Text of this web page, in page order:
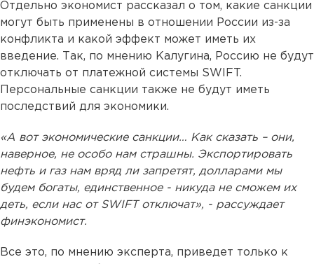
Отдельно экономист рассказал о том, какие санкции
могут быть применены в отношении России из-за
конфликта и какой эффект может иметь их
введение. Так, по мнению Калугина, Россию не будут
отключать от платежной системы SWIFT.
Персональные санкции также не будут иметь
последствий для экономики.
«А вот экономические санкции… Как сказать – они,
наверное, не особо нам страшны. Экспортировать
нефть и газ нам вряд ли запретят, долларами мы
будем богаты, единственное - никуда не сможем их
деть, если нас от SWIFT отключат», - рассуждает
финэкономист.
Все это, по мнению эксперта, приведет только к